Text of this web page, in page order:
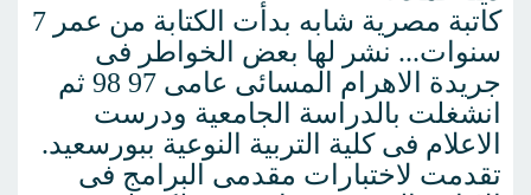
كاتبة مصرية شابه بدأت الكتابة من عمر 7
سنوات... نشر لها بعض الخواطر فى
جريدة الاهرام المسائى عامى 97 98 ثم
انشغلت بالدراسة الجامعية ودرست
الاعلام فى كلية التربية النوعية ببورسعيد.
تقدمت لاختبارات مقدمى البرامج فى